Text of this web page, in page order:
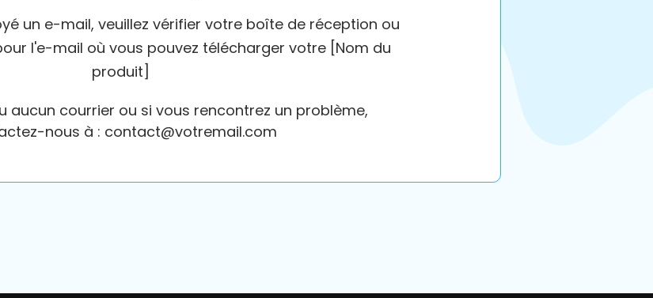
un e-mail, veuillez vérifier votre boîte de réception ou
l'e-mail où vous pouvez télécharger votre [Nom du
produit]
aucun courrier ou si vous rencontrez un problème,
nous à : contact@votremail.com